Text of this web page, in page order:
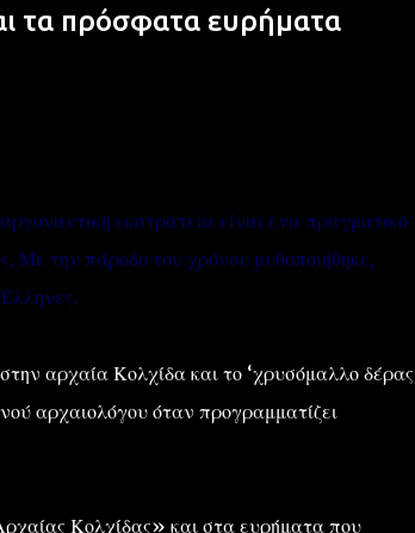
τα πρόσφατα ευρήματα
εκστρατεία είναι ένα πραγματικό
Με την πάροδο του χρόνου μυθοποιήθηκε,
αρχαία Κολχίδα και το ‘χρυσόμαλλο
αρχαιολόγου όταν προγραμματίζει
Κολχίδας» και στα ευρήματα που